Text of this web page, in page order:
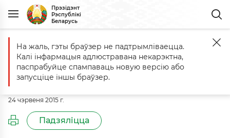
Прэзідэнт
Рэспублікі
Беларусь
Галоўная Падзеі Падзяка Прэзідэнта аб'яўлена групе
Падзяка Прэзідэнта аб'яўлена
групе студэнтаў беларускіх ВНУ
24 чэрвеня 2015 г.
Падзяліцца
На жаль, гэты браўзер не падтрымліваецца.
Калі інфармацыя адлюстравана некарэктна,
паспрабуйце спампаваць новую версію або
запусціце іншы браўзер.